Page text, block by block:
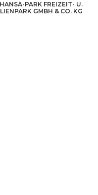
HANSA-PARK FREIZEIT- U.
GMBH & CO. KG